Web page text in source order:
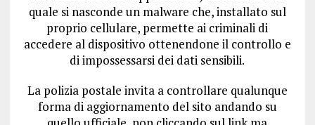
quale si nasconde un malware che, installato sul
proprio cellulare, permette ai criminali di
accedere al dispositivo ottenendone il controllo e
di impossessarsi dei dati sensibili.
La polizia postale invita a controllare qualunque
forma di aggiornamento del sito andando su